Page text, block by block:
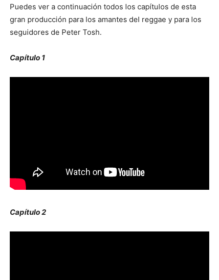
Puedes ver a continuación todos los capítulos de esta
gran producción para los amantes del reggae y para los
seguidores de Peter Tosh.
Capítulo 1
Capítulo 2